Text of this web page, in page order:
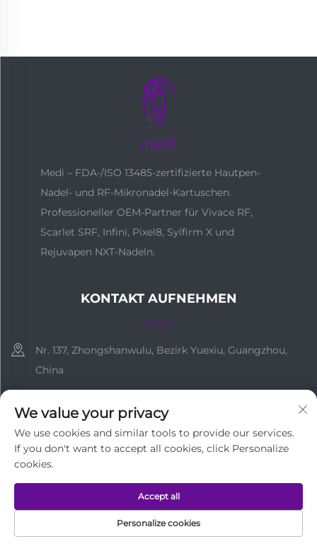
Medi – FDA-/ISO 13485-zertifizierte Hautpen-
Nadel- und RF-Mikronadel-Kartuschen.
Professioneller OEM-Partner für Vivace RF,
Scarlet SRF, Infini, Pixel8, Sylfirm X und
Rejuvapen NXT-Nadeln.
KONTAKT AUFNEHMEN
Nr. 137, Zhongshanwulu, Bezirk Yuexiu, Guangzhou,
China
[email protected]
Copyright © Guangzhou Medi Technology Co., Ltd. Alle Rechte
Datenschutzrichtlinie
We value your privacy
We use cookies and similar tools to provide our services.
If you don't want to accept all cookies, click Personalize
cookies.
Personalize cookies
Accept all